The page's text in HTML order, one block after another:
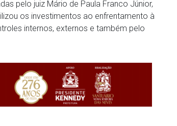
pelo juiz Mário de Paula Franco Júnior,
os investimentos ao enfrentamento à
internos, externos e também pelo